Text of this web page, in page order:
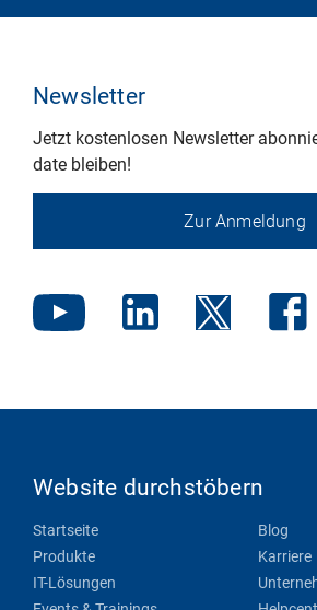
Newsletter
Jetzt kostenlosen Newsletter
date bleiben!
Zur Anmeldung
Website durchstöbern
Startseite
Produkte
IT-Lösungen
Blog
Karriere